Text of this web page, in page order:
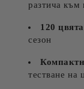
разтича към
120 цвята
сезон
тестване на